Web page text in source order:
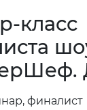
класс
финалист